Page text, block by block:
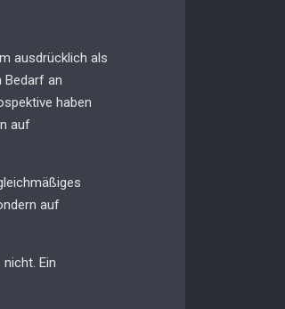
ausdrücklich als
Bedarf an
haben
auf
auf
Ein